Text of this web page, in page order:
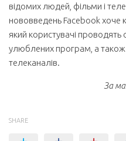
відомих людей, фільми і
нововведень Facebook хоче
який користувачі
улюблених програм, а
телеканалів.
За
SHARE